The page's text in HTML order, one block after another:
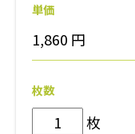
単価
1,860 円
枚数
枚